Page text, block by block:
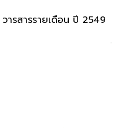
วารสารรายเดือน ปี 2549